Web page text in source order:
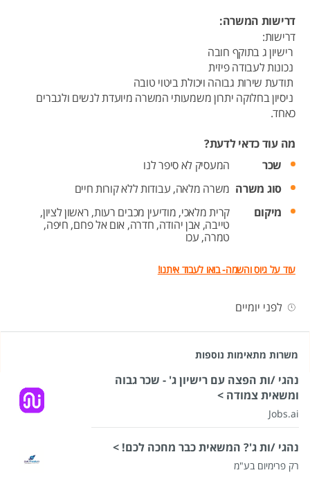
דרישות המשרה:
דרישות:
רישיון ג בתוקף חובה
נכונות לעבודה פיזית
תודעת שירות גבוהה ויכולת ביטוי טובה
ניסיון בחלוקה יתרון משמעותי המשרה מיועדת לנשים ולגברים
כאחד.
מה עוד כדאי לדעת?
שכר
המעסיק לא סיפר לנו
סוג משרה משרה מלאה, עבודות ללא קורות חיים
מיקום
קרית מלאכי, מודיעין מכבים רעות, ראשון לציון,
טייבה, אבן יהודה, חדרה, אום אל פחם, חיפה,
טמרה, עכו
עוד על גיוס והשמה- בואו לעבוד איתנו!
לפני יומיים
משרות מתאימות נוספות
נהגי /ות הפצה עם רישיון ג' - שכר גבוה
ומשאית צמודה >
Jobs.ai
נהגי /ות ג'? המשאית כבר מחכה לכם! >
רק פרימיום בע"מ